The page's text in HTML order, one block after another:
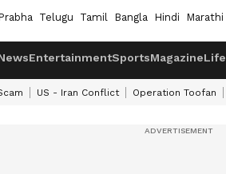
Telugu Tamil Bangla Hindi Marathi
EntertainmentSportsMagazineLife
US - Iran Conflict Operation Toofan